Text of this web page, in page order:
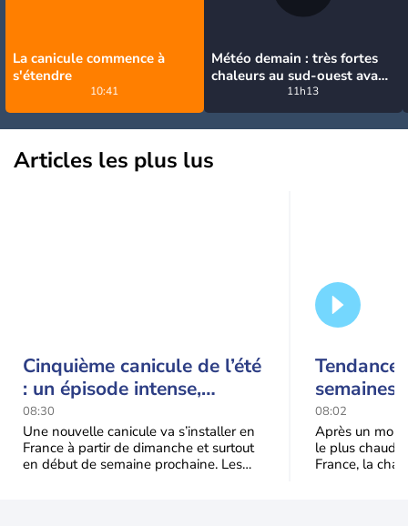
La canicule commence à
s'étendre
10:41
Météo demain : très fortes
chaleurs au sud-ouest avant
des orages, jusqu'à 39°C
11h13
Articles les plus lus
Cinquième canicule de l’été
: un épisode intense,
durable et étendu la
semaine prochaine
08:30
Une nouvelle canicule va s’installer en
France à partir de dimanche et surtout
en début de semaine prochaine. Les
Tendance
semaines
septembre
08:02
Après un
le plus chaud
France, la